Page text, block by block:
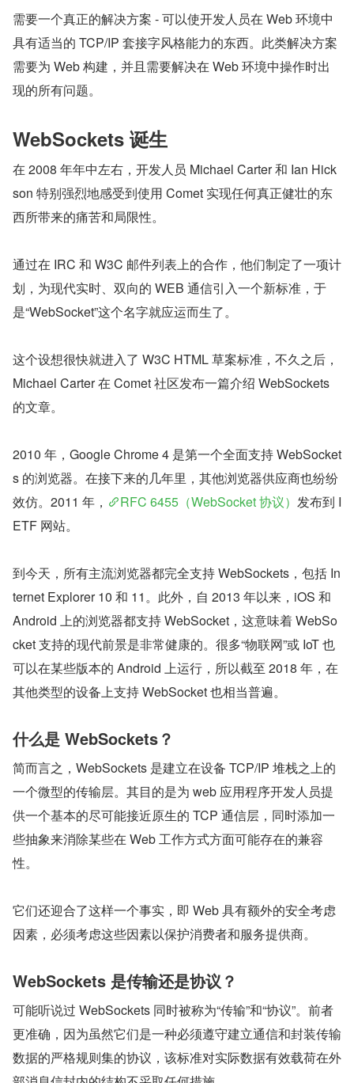
需要一个真正的解决方案 - 可以使开发人员在 Web 环境中
具有适当的 TCP/IP 套接字风格能力的东西。此类解决方案
需要为 Web 构建，并且需要解决在 Web 环境中操作时出
现的所有问题。
WebSockets 诞生
在 2008 年年中左右，开发人员 Michael Carter 和 Ian Hick
son 特别强烈地感受到使用 Comet 实现任何真正健壮的东
西所带来的痛苦和局限性。
通过在 IRC 和 W3C 邮件列表上的合作，他们制定了一项计
划，为现代实时、双向的 WEB 通信引入一个新标准，于
是“WebSocket”这个名字就应运而生了。
这个设想很快就进入了 W3C HTML 草案标准，不久之后，
Michael Carter 在 Comet 社区发布一篇介绍 WebSockets
的文章。
2010 年，Google Chrome 4 是第一个全面支持 WebSocket
s 的浏览器。在接下来的几年里，其他浏览器供应商也纷纷
效仿。2011 年，
RFC 6455（WebSocket 协议） 发布到 I
ETF 网站。
到今天，所有主流浏览器都完全支持 WebSockets，包括 In
ternet Explorer 10 和 11。此外，自 2013 年以来，iOS 和
Android 上的浏览器都支持 WebSocket，这意味着 WebSo
cket 支持的现代前景是非常健康的。很多“物联网”或 IoT 也
可以在某些版本的 Android 上运行，所以截至 2018 年，在
其他类型的设备上支持 WebSocket 也相当普遍。
什么是 WebSockets？
简而言之，WebSockets 是建立在设备 TCP/IP 堆栈之上的
一个微型的传输层。其目的是为 web 应用程序开发人员提
供一个基本的尽可能接近原生的 TCP 通信层，同时添加一
些抽象来消除某些在 Web 工作方式方面可能存在的兼容
性。
它们还迎合了这样一个事实，即 Web 具有额外的安全考虑
因素，必须考虑这些因素以保护消费者和服务提供商。
WebSockets 是传输还是协议？
可能听说过 WebSockets 同时被称为“传输”和“协议”。前者
更准确，因为虽然它们是一种必须遵守建立通信和封装传输
数据的严格规则集的协议，该标准对实际数据有效载荷在外